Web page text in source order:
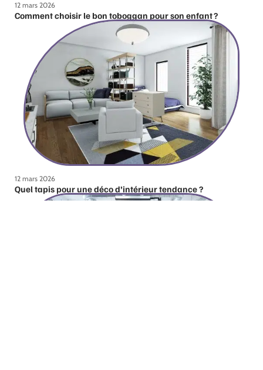
12 mars 2026
Comment choisir le bon toboggan pour son enfant ?
12 mars 2026
Quel tapis pour une déco d’intérieur tendance ?